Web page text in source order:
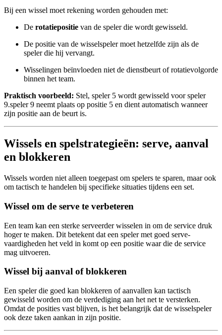
Bij een wissel moet rekening worden gehouden met:
De rotatiepositie van de speler die wordt gewisseld.
De positie van de wisselspeler moet hetzelfde zijn als de
speler die hij vervangt.
Wisselingen beïnvloeden niet de dienstbeurt of rotatievolgorde
binnen het team.
Praktisch voorbeeld: Stel, speler 5 wordt gewisseld voor speler
9.speler 9 neemt plaats op positie 5 en dient automatisch wanneer
zijn positie aan de beurt is.
Wissels en spelstrategieën: serve, aanval
en blokkeren
Wissels worden niet alleen toegepast om spelers te sparen, maar ook
om tactisch te handelen bij specifieke situaties tijdens een set.
Wissel om de serve te verbeteren
Een team kan een sterke serveerder wisselen in om de service druk
hoger te maken. Dit betekent dat een speler met goed serve-
vaardigheden het veld in komt op een positie waar die de service
mag uitvoeren.
Wissel bij aanval of blokkeren
Een speler die goed kan blokkeren of aanvallen kan tactisch
gewisseld worden om de verdediging aan het net te versterken.
Omdat de posities vast blijven, is het belangrijk dat de wisselspeler
ook deze taken aankan in zijn positie.